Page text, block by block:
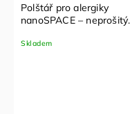
Polštář pro alergiky
nanoSPACE – neprošitý
Skladem